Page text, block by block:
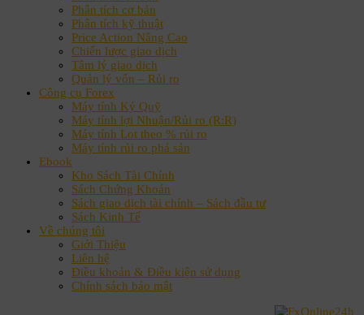
Phân tích cơ bản
Phân tích kỹ thuật
Price Action Nâng Cao
Chiến lược giao dịch
Tâm lý giao dịch
Quản lý vốn – Rủi ro
Công cụ Forex
Máy tính Ký Quỹ
Máy tính lợi Nhuận/Rủi ro (R:R)
Máy tính Lot theo % rủi ro
Máy tính rủi ro phá sản
Ebook
Kho Sách Tài Chính
Sách Chứng Khoán
Sách giao dịch tài chính – Sách đầu tư
Sách Kinh Tế
Về chúng tôi
Giới Thiệu
Liên hệ
Điều khoản & Điều kiện sử dụng
Chính sách bảo mật